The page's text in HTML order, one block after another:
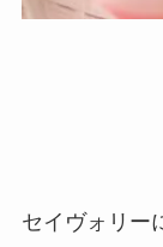
セイヴォリー